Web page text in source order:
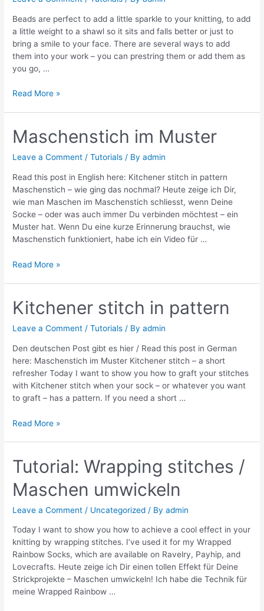
Beads are perfect to add a little sparkle to your knitting, to add
a little weight to a shawl so it sits and falls better or just to
bring a smile to your face. There are several ways to add
them into your work – you can prestring them or add them as
you go, …
Knitting
/
Stricken
mit
Read More »
Maschenstich im Muster
Leave a Comment /Tutorials / Byadmin
Read this post in English here: Kitchener stitch in pattern
Maschenstich – wie ging das nochmal? Heute zeige ich Dir,
wie man Maschen im Maschenstich schliesst, wenn Deine
Socke – oder was auch immer Du verbinden möchtest – ein
Muster hat. Wenn Du eine kurze Erinnerung brauchst, wie
Maschenstich funktioniert, habe ich ein Video für …
Maschenstich
Read More »
Kitchener stitch in pattern
Leave a Comment /Tutorials / Byadmin
Den deutschen Post gibt es hier / Read this post in German
here: Maschenstich im Muster Kitchener stitch – a short
refresher Today I want to show you how to graft your stitches
with Kitchener stitch when your sock – or whatever you want
to graft – has a pattern. If you need a short …
Kitchener
pattern
Read More »
Tutorial: Wrapping stitches /
Maschen umwickeln
Leave a Comment / Uncategorized / Byadmin
Today I want to show you how to achieve a cool effect in your
knitting by wrapping stitches. I’ve used it for my Wrapped
Rainbow Socks, which are available on Ravelry, Payhip, and
Lovecrafts. Heute zeige ich Dir einen tollen Effekt für Deine
Strickprojekte – Maschen umwickeln! Ich habe die Technik für
meine Wrapped Rainbow …